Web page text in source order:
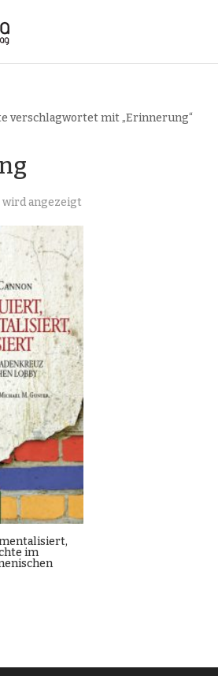
verschlagwortet mit „Erinnerung“
angezeigt
im